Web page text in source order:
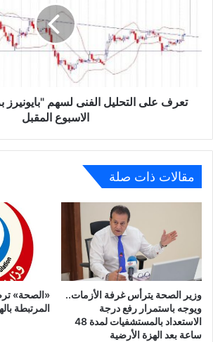
"بايونيرز
بروبيرتز"
المقبلتعرف على التحليل الفنى لسهم "بايونيرز
الاسبوع المقبل
مقالات ذات صلة
وزير الصحة يترأس غرفة الأزمات..
ويوجه باستمرار رفع درجة
الاستعداد بالمستشفيات لمدة 48
ساعة بعد الهزة الأرضية
«الصحة»
المرتبطة